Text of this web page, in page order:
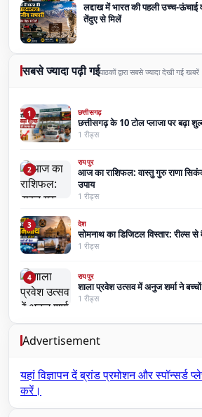
लद्दाख में भारत की पहली उच्च-ऊंचाई
तेंदुए से मिलें
सबसे ज्यादा पढ़ी गईपाठकों द्वारा सबसे ज्यादा देखी गई खबरें
1 छत्तीसगढ़
छत्तीसगढ़ के 10 टोल प्लाजा पर बढ़ा
1 रीड्स
2
रायपुर
आज का राशिफल: वास्तु गुरु राणा
उपाय
1 रीड्स
3 देश
सोमनाथ का डिजिटल विस्तार: रील्स
1 रीड्स
4 रायपुर
शाला प्रवेश उत्सव में अनुज शर्मा ने
1 रीड्स
Advertisement
यहां विज्ञापन देंब्रांड प्रमोशन और स्पॉन्सर्ड
करें।